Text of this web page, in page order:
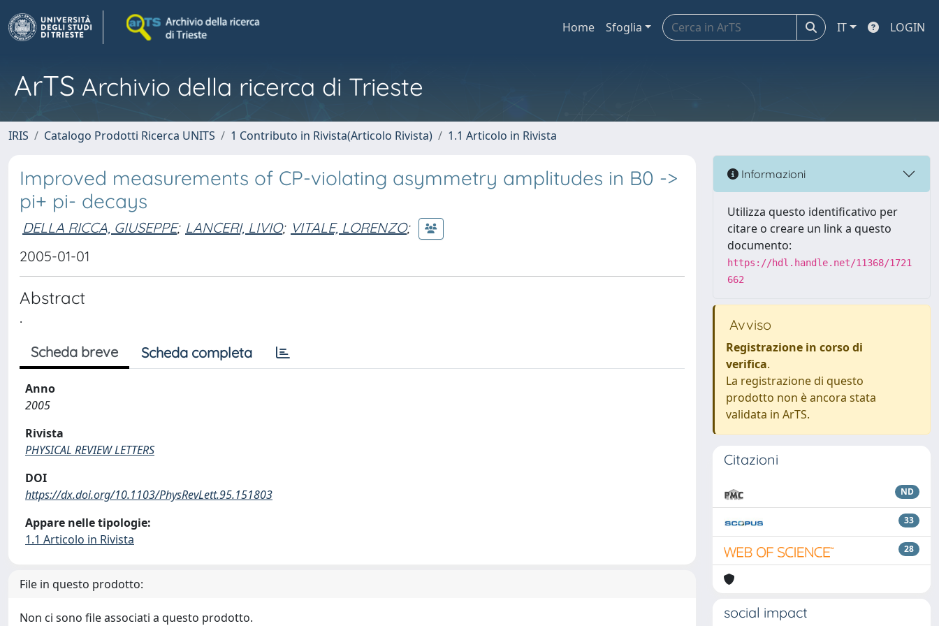
Home Sfoglia IT LOGIN
ArTS Archivio della ricerca di Trieste
IRIS Catalogo Prodotti Ricerca UNITS 1 Contributo in Rivista(Articolo Rivista) 1.1 Articolo in Rivista
Improved measurements of CP-violating asymmetry amplitudes in B0 ->
pi+ pi- decays
DELLA RICCA, GIUSEPPE; LANCERI, LIVIO; VITALE, LORENZO;
2005-01-01
Abstract
.
Scheda breve Scheda completa
Anno
2005
Rivista
PHYSICAL REVIEW LETTERS
DOI
https://dx.doi.org/10.1103/PhysRevLett.95.151803
Appare nelle tipologie:
1.1 Articolo in Rivista
File in questo prodotto:
Non ci sono file associati a questo prodotto.
Informazioni
Utilizza questo identificativo per
citare o creare un link a questo
documento:
https://hdl.handle.net/11368/1721
662
Avviso
Registrazione in corso di
verifica.
La registrazione di questo
prodotto non è ancora stata
validata in ArTS.
Citazioni
ND
33
28
social impact